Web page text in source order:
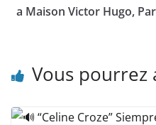
a Maison Victor Hugo,
Vous pourrez